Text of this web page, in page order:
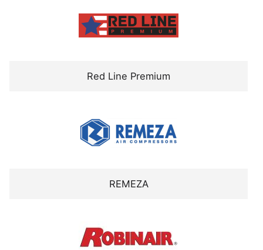
Red Line Premium
REMEZA